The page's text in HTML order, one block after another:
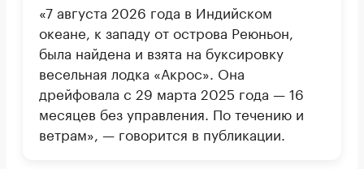
«7 августа 2026 года в Индийском
океане, к западу от острова Реюньон,
была найдена и взята на буксировку
весельная лодка «Акрос». Она
дрейфовала с 29 марта 2025 года — 16
месяцев без управления. По течению и
ветрам», — говорится в публикации.